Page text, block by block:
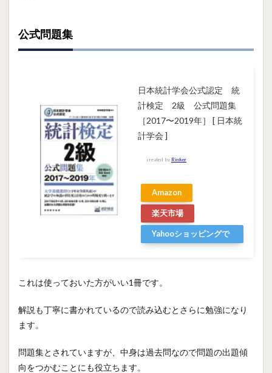
公式問題集
日本統計学会公式認定 統
計検定 2級 公式問題集
［2017〜2019年］ [ 日本統
計学会 ]
created by Rinker
Amazon
楽天市場
Yahooショッピングで
これは使っておいた方がいい1冊です。
解説も丁寧に書かれているので読み込むとさらに勉強になり
ます。
問題集とされていますが、中身は過去問なので問題の出題傾
向をつかむことにも役立ちます。